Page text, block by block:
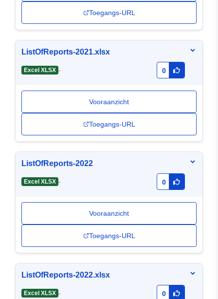
Toegangs-URL
ListOfReports-2021.xlsx
Excel XLSX - 0
Vooraanzicht
Toegangs-URL
ListOfReports-2022
Excel XLSX - 0
Vooraanzicht
Toegangs-URL
ListOfReports-2022.xlsx
Excel XLSX - 0